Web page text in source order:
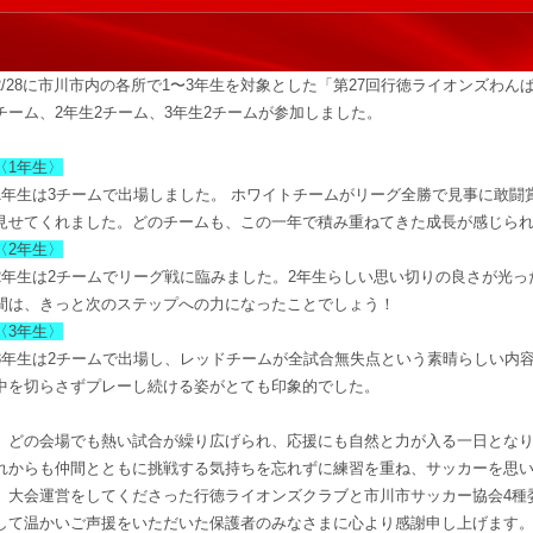
28に市川市内の各所で1〜3年生を対象とした「第27回行徳ライオンズわん
ーム、2年生2チーム、3年生2チームが参加しました。
1年生〉
生は3チームで出場しました。 ホワイトチームがリーグ全勝で見事に敢
せてくれました。どのチームも、この一年で積み重ねてきた成長が感じら
2年生〉
生は2チームでリーグ戦に臨みました。2年生らしい思い切りの良さが光
は、きっと次のステップへの力になったことでしょう！
3年生〉
生は2チームで出場し、レッドチームが全試合無失点という素晴らしい内
を切らさずプレーし続ける姿がとても印象的でした。
の会場でも熱い試合が繰り広げられ、応援にも自然と力が入る一日とな
からも仲間とともに挑戦する気持ちを忘れずに練習を重ね、サッカーを思
会運営をしてくださった行徳ライオンズクラブと市川市サッカー協会4種
て温かいご声援をいただいた保護者のみなさまに心より感謝申し上げます